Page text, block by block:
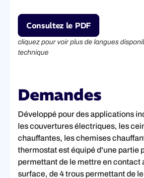
Consultez le PDF
cliquez pour voir plus de langues
technique
Demandes
Développé pour des applications
les couvertures électriques, les
chauffantes, les chemises
thermostat est équipé d'une partie
permettant de le mettre en contact
surface, de 4 trous permettant de